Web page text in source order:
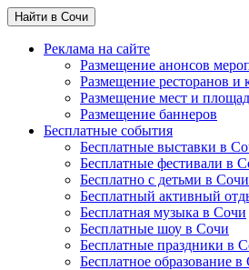
Найти в Сочи
Реклама на сайте
Размещение анонсов
Размещение ресторанов и
Размещение мест и
Размещение баннеров
Бесплатные события
Бесплатные выставки в
Бесплатные фестивали в
Бесплатно с детьми в Сочи
Бесплатный активный
Бесплатная музыка в Сочи
Бесплатные шоу в Сочи
Бесплатные праздники в
Бесплатное образование в